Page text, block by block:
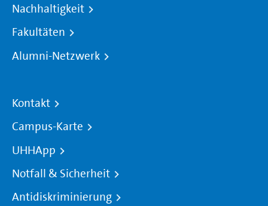
Nachhaltigkeit
Fakultäten
Alumni-Netzwerk
Kontakt
Campus-Karte
UHHApp
Notfall & Sicherheit
Antidiskriminierung